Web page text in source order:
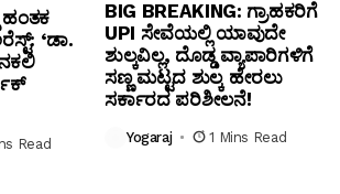
‘ಡಾ.
Read
BIG BREAKING: ಗ್ರಾಹಕರಿಗೆ
UPI ಸೇವೆಯಲ್ಲಿ ಯಾವುದೇ
ಶುಲ್ಕವಿಲ್ಲ, ದೊಡ್ಡ ವ್ಯಾಪಾರಿಗಳಿಗೆ
ಸಣ್ಣ ಮಟ್ಟದ ಶುಲ್ಕ ಹೇರಲು
ಸರ್ಕಾರದ ಪರಿಶೀಲನೆ!
Yogaraj 1 Mins Read